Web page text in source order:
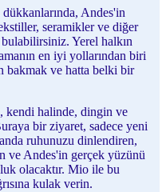
Andes'in
seramikler ve diğer
Yerel halkın
en iyi yollarından biri
bakmak ve hatta belki bir
kendi halinde, dingin ve
bir ziyaret, sadece yeni
ruhunuzu dinlendiren,
ve Andes'in gerçek yüzünü
olacaktır. Mio ile bu
kulak verin.